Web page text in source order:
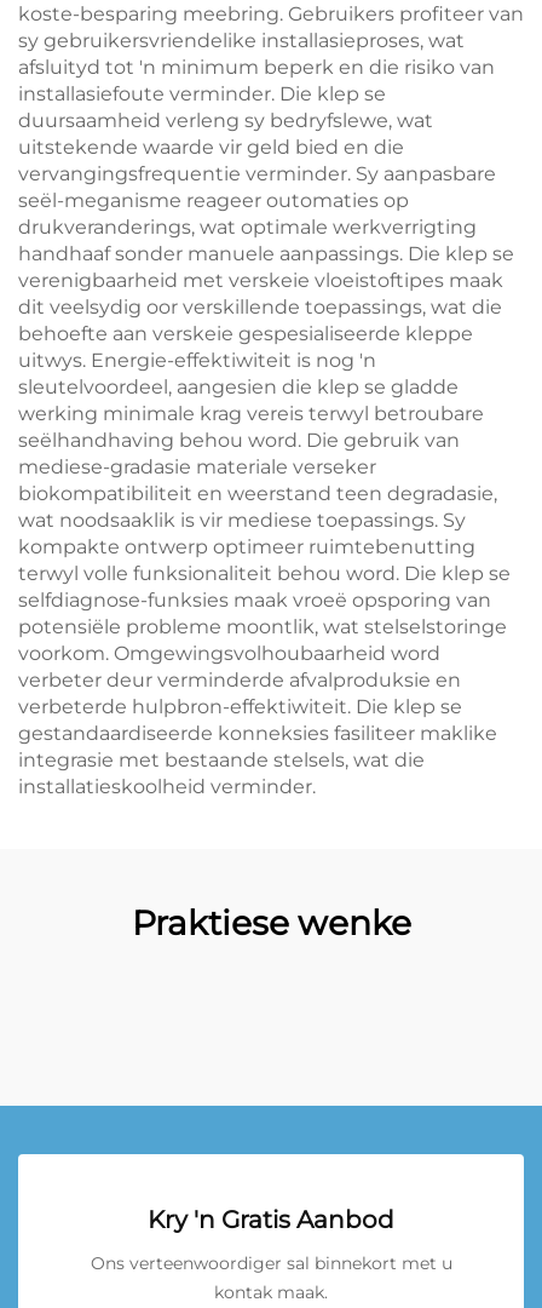
koste-besparing meebring. Gebruikers profiteer van
sy gebruikersvriendelike installasieproses, wat
afsluityd tot 'n minimum beperk en die risiko van
installasiefoute verminder. Die klep se
duursaamheid verleng sy bedryfslewe, wat
uitstekende waarde vir geld bied en die
vervangingsfrequentie verminder. Sy aanpasbare
seël-meganisme reageer outomaties op
drukveranderings, wat optimale werkverrigting
handhaaf sonder manuele aanpassings. Die klep se
verenigbaarheid met verskeie vloeistoftipes maak
dit veelsydig oor verskillende toepassings, wat die
behoefte aan verskeie gespesialiseerde kleppe
uitwys. Energie-effektiwiteit is nog 'n
sleutelvoordeel, aangesien die klep se gladde
werking minimale krag vereis terwyl betroubare
seëlhandhaving behou word. Die gebruik van
mediese-gradasie materiale verseker
biokompatibiliteit en weerstand teen degradasie,
wat noodsaaklik is vir mediese toepassings. Sy
kompakte ontwerp optimeer ruimtebenutting
terwyl volle funksionaliteit behou word. Die klep se
selfdiagnose-funksies maak vroeë opsporing van
potensiële probleme moontlik, wat stelselstoringe
voorkom. Omgewingsvolhoubaarheid word
verbeter deur verminderde afvalproduksie en
verbeterde hulpbron-effektiwiteit. Die klep se
gestandaardiseerde konneksies fasiliteer maklike
integrasie met bestaande stelsels, wat die
installatieskoolheid verminder.
Praktiese wenke
Kry 'n Gratis Aanbod
Ons verteenwoordiger sal binnekort met u
kontak maak.